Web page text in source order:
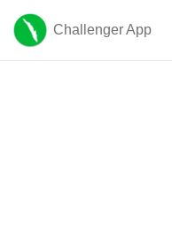
Challenger App